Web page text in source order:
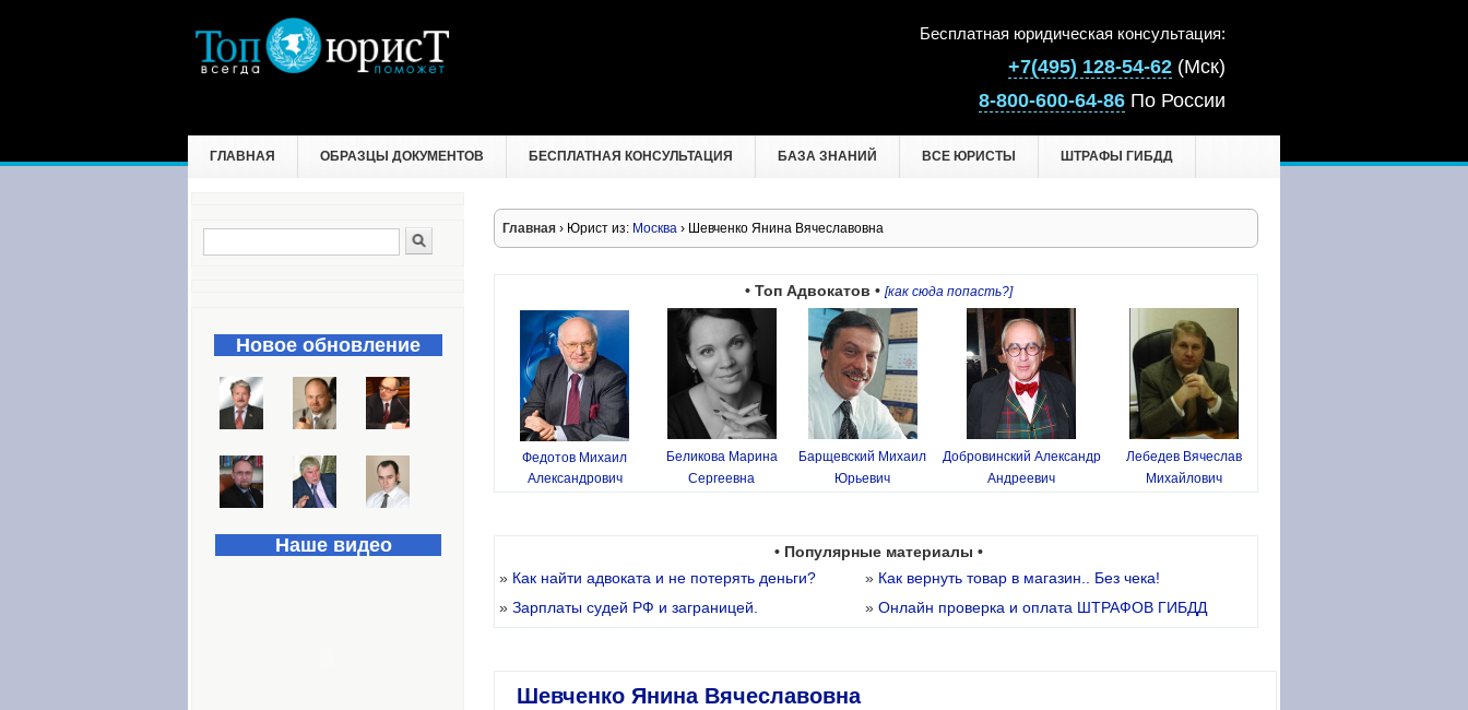
Бесплатная юридическая консультация:
+7(495) 128-54-62 (Мск)
8-800-600-64-86 По России
ГЛАВНАЯ ОБРАЗЦЫ ДОКУМЕНТОВ БЕСПЛАТНАЯ КОНСУЛЬТАЦИЯ БАЗА ЗНАНИЙ ВСЕ ЮРИСТЫ ШТРАФЫ ГИБДД
Главная › Юрист из: Москва › Шевченко Янина Вячеславовна
• Топ Адвокатов • [как сюда попасть?]
Федотов Михаил
Александрович
Беликова Марина
Сергеевна
Барщевский Михаил
Юрьевич
Добровинский Александр
Андреевич
Лебедев Вячеслав
Михайлович
• Популярные материалы •
» Как найти адвоката и не потерять деньги? » Как вернуть товар в магазин.. Без чека!
» Зарплаты судей РФ и заграницей. » Онлайн проверка и оплата ШТРАФОВ ГИБДД
Шевченко Янина Вячеславовна
Форма поиска
Новое обновление
Наше видео